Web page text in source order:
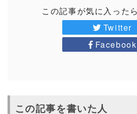
この記事が気に入った
Twitter
Facebook
この記事を書いた人